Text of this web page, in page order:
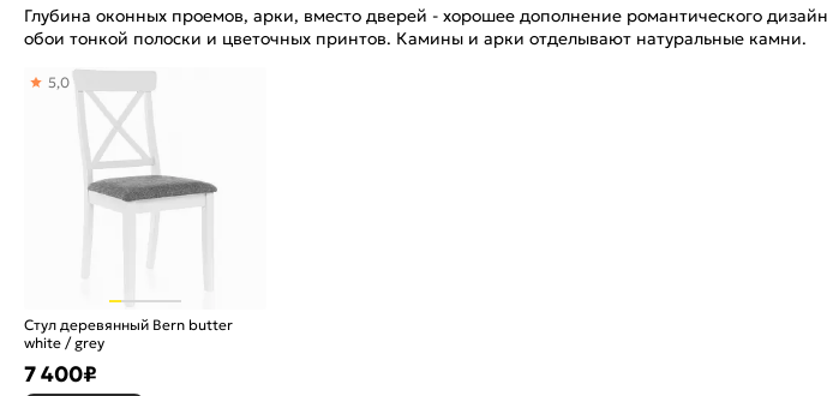
Глубина оконных проемов, арки, вместо дверей - хорошее дополнение романтического
обои тонкой полоски и цветочных принтов. Камины и арки отделывают натуральные камни.
Стул деревянный Bern butter
white / grey
5,0
7 400₽